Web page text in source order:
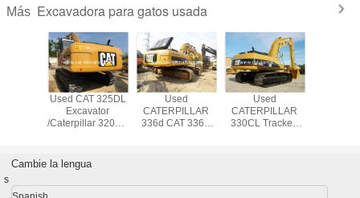
Más Excavadora para gatos usada
Used CAT 325DL
Excavator
/Caterpillar 320CL
Excavator
Used
CATERPILLAR
336d CAT 336D
Used
CATERPILLAR
330CL Tracked
Cambie la lengua
s